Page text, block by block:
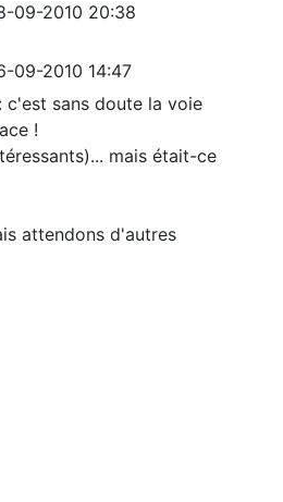
09-2010 20:38
09-2010 14:47
sans doute la voie
!
mais était-ce
attendons d'autres